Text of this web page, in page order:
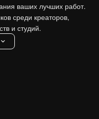
ваших лучших работ.
среди креаторов,
и студий.